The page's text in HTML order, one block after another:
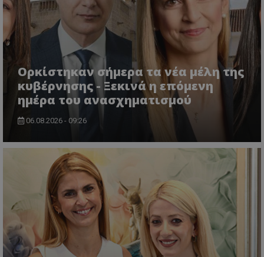
Ορκίστηκαν σήμερα τα νέα μέλη της
κυβέρνησης - Ξεκινά η επόμενη
ημέρα του ανασχηματισμού
06.08.2026 - 09:26
usprivacy
.lifenewscy.tothemaonline.com
ASP.NET_SessionId
Microsoft Corporation